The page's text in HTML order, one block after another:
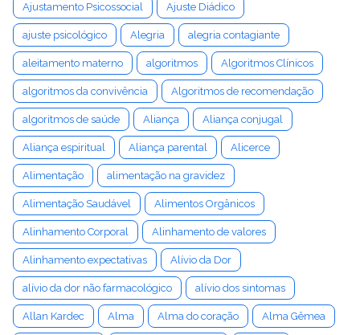
Ajustamento Psicossocial Ajuste Diádico
ajuste psicológico Alegria alegria contagiante
aleitamento materno algoritmos Algoritmos Clínicos
algoritmos da convivência Algoritmos de recomendação
algoritmos de saúde Aliança Aliança conjugal
Aliança espiritual Aliança parental Alicerce
Alimentação alimentação na gravidez
Alimentação Saudável Alimentos Orgânicos
Alinhamento Corporal Alinhamento de valores
Alinhamento expectativas Alívio da Dor
alívio da dor não farmacológico alívio dos sintomas
Allan Kardec Alma Alma do coração Alma Gêmea